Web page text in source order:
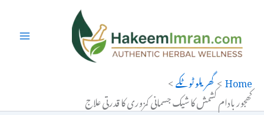
content
Home گھریلو ٹوٹکے
کھجور بادام کشمش کا شیک جسمانی کمزوری کا قدرتی علاج